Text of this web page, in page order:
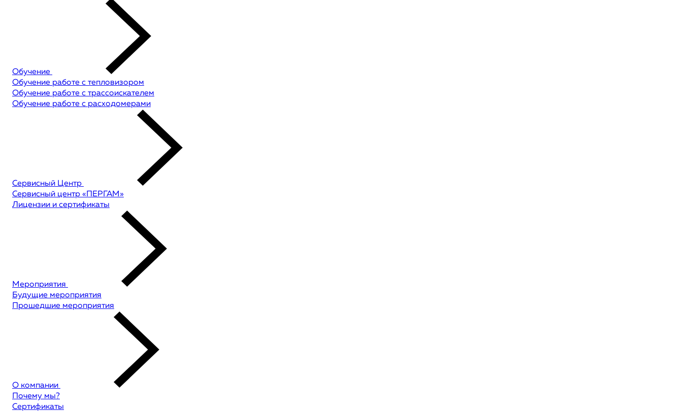
Обучение
Обучение работе с тепловизором
Обучение работе с трассоискателем
Обучение работе с расходомерами
Сервисный Центр
Сервисный центр «ПЕРГАМ»
Лицензии и сертификаты
Мероприятия
Будущие мероприятия
Прошедшие мероприятия
О компании
Почему мы?
Сертификаты